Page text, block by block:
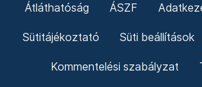
Átláthatóság ÁSZF
Sütitájékoztató Süti beállítások
Kommentelési szabályzat